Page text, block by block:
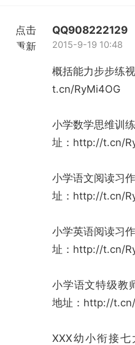
点击
重新
QQ908222129
2015-9-19 10:48
概括能力步步练
t.cn/RyMi4OG
小学数学思维训
址： http://t.cn/
小学语文阅读习
址： http://t.cn/
小学英语阅读习
址： http://t.cn/
小学语文特级教
地址： http://
XXX幼小衔接